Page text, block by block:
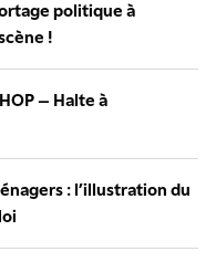
politique à
!
– Halte à
: l’illustration du